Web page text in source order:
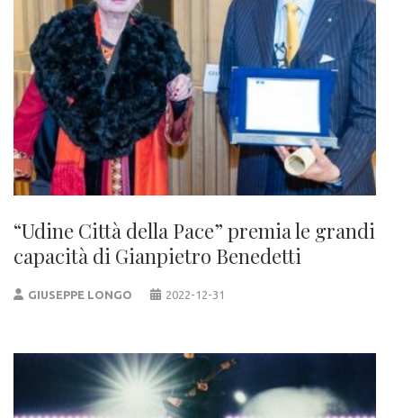
“Udine Città della Pace” premia le grandi
capacità di Gianpietro Benedetti
GIUSEPPE LONGO 2022-12-31